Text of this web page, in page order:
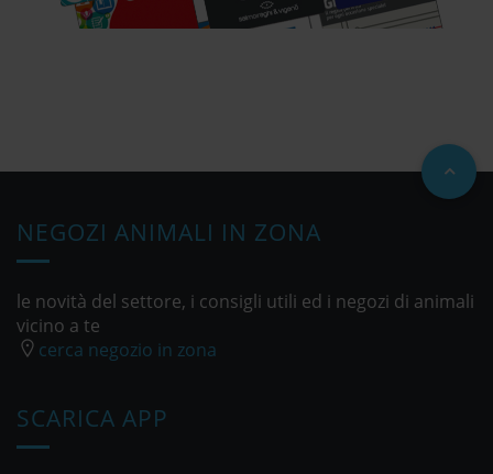
NEGOZI ANIMALI IN ZONA
le novità del settore, i consigli utili ed i negozi di animali
vicino a te
cerca negozio in zona
SCARICA APP